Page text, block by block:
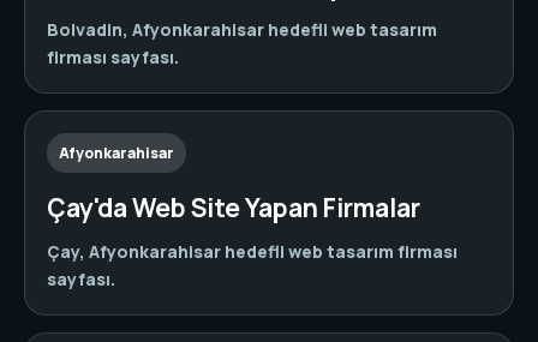
Bolvadin, Afyonkarahisar hedefli web tasarım
firması sayfası.
Afyonkarahisar
Çay'da Web Site Yapan Firmalar
Çay, Afyonkarahisar hedefli web tasarım firması
sayfası.